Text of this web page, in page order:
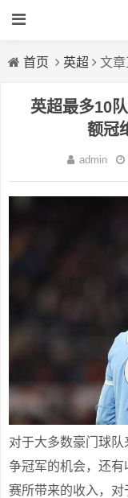
首页 英超 文
英超最多10
额冠
admin
对于大多数豪门球
争冠军的机会，还
赛所带来的收入，